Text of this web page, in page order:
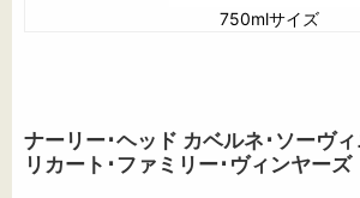
750mlサイズ
ナーリー･ヘッド カベルネ･ソーヴ
リカート･ファミリー･ヴィンヤーズ